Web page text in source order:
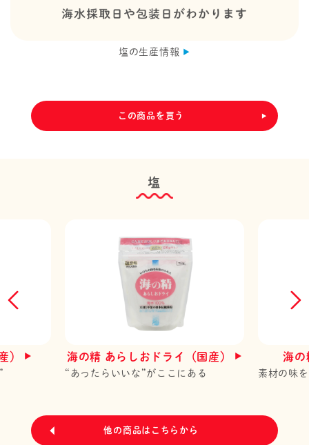
塩の生産情報
この商品を買う
塩
） 海の精 あらしおドライ（国産）
“あったらいいな”がここにある
海の
素材の味
他の商品はこちらから